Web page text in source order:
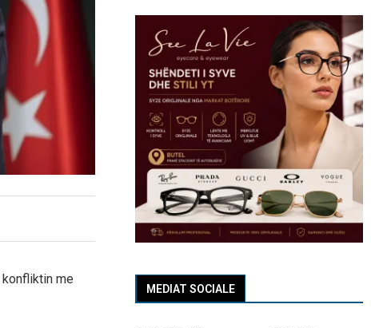
me
MEDIAT SOCIALE